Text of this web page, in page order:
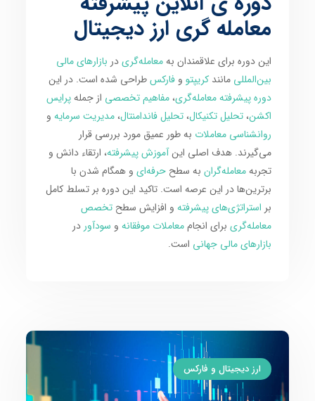
معامله گری ارز دیجیتال
این دوره برای علاقمندان بهمعامله‌گریدر بازارهای مالی
بین‌المللی مانندکریپتو وفارکسطراحی شده است. در این
دوره پیشرفته معامله‌گری،مفاهیم تخصصی از جملهپرایس
اکشن،تحلیل تکنیکال،تحلیل فاندامنتال،مدیریت سرمایه و
روانشناسی معاملات به طور عمیق مورد بررسی قرار
می‌گیرند. هدف اصلی اینآموزش پیشرفته، ارتقاء دانش و
تجربهمعامله‌گران به سطححرفه‌ای و همگام شدن با
برترین‌ها در این عرصه است. تاکید این دوره بر تسلط کامل
بر استراتژی‌های پیشرفته و افزایش سطحتخصص
معامله‌گری برای انجاممعاملات موفقانه و سودآوردر
بازارهای مالی جهانی است.
ارز دیجیتال و فارکس